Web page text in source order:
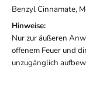
Benzyl Cinnamate,
Hinweise:
Nur zur äußeren
offenem Feuer und
unzugänglich